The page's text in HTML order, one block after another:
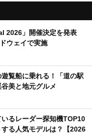
2026」開催決定を発表
ウェイで実施
遊覧船に乗れる！「道の駅
美と地元グルメ
いるレーダー探知機TOP10
する人気モデルは？【2026